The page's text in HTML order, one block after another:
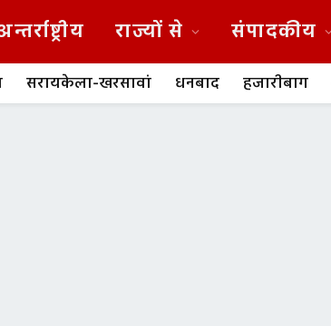
राज्यों से संपादकीय
सरायकेला-खरसावां धनबाद हजारीबाग